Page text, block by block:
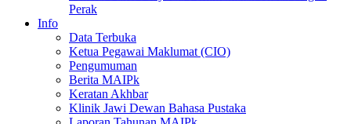
Perak
Info
Data Terbuka
Ketua Pegawai Maklumat (CIO)
Pengumuman
Berita MAIPk
Keratan Akhbar
Klinik Jawi Dewan Bahasa Pustaka